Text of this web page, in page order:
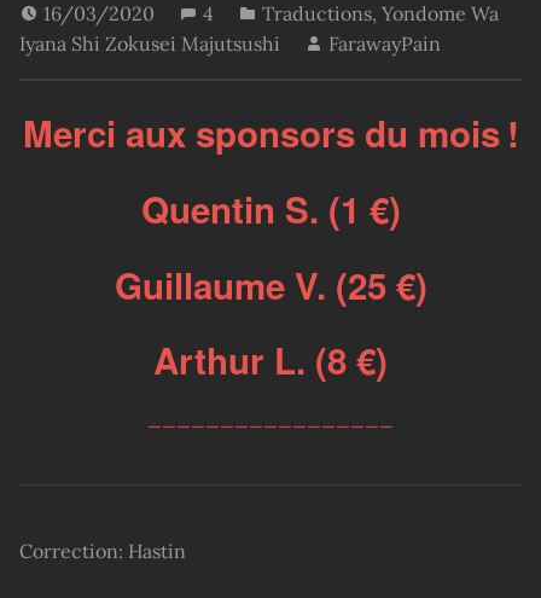
16/03/2020 4 Traductions, Yondome Wa
Iyana Shi Zokusei Majutsushi
FarawayPain
Merci aux sponsors du mois !
Quentin S. (1 €)
Guillaume V. (25 €)
Arthur L. (8 €)
Correction: Hastin